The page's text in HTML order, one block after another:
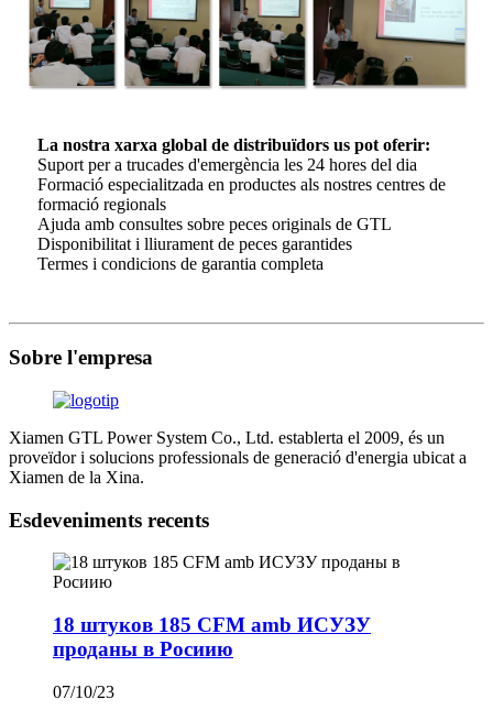
La nostra xarxa global de distribuïdors us pot oferir:
Suport per a trucades d'emergència les 24 hores del dia
Formació especialitzada en productes als nostres centres de
formació regionals
Ajuda amb consultes sobre peces originals de GTL
Disponibilitat i lliurament de peces garantides
Termes i condicions de garantia completa
Sobre l'empresa
Xiamen GTL Power System Co., Ltd. establerta el 2009, és un
proveïdor i solucions professionals de generació d'energia ubicat a
Xiamen de la Xina.
Esdeveniments recents
18 штуков 185 CFM amb ИСУЗУ
проданы в Росиию
07/10/23